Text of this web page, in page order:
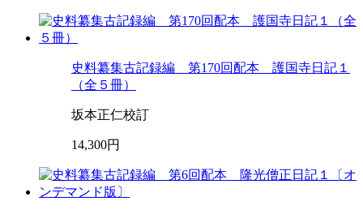
史料纂集古記録編 第170回配本 護国寺日記１
（全５冊）
坂本正仁校訂
14,300円